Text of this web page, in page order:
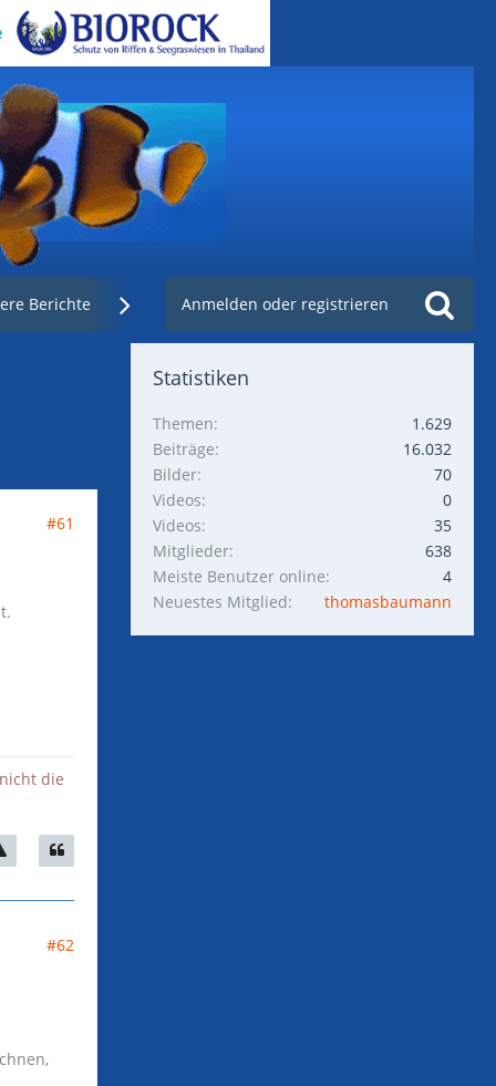
Berichte Weblinks Nachzuchtenregister.de
Anmelden oder registrieren
#61
die
#62
Statistiken
Themen
1.629
Beiträge
16.032
Bilder
70
Videos
0
Videos
35
Mitglieder
638
Meiste Benutzer online
4
Neuestes Mitglied
thomasbaumann